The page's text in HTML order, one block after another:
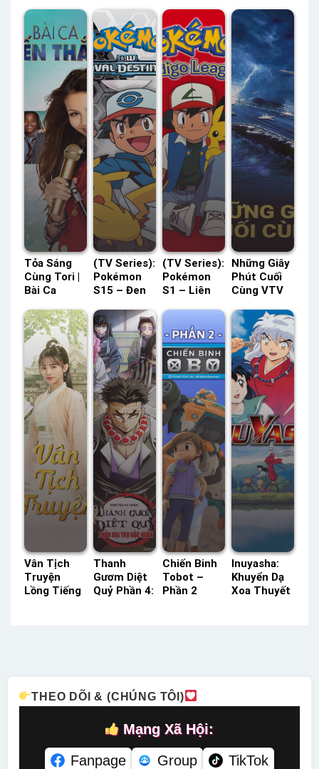
Tỏa Sáng
Cùng Tori |
Bài Ca
Thắng
YouTV Lồng
Tiếng –
Status: 20 /
20 Lồng
Tiếng
(TV Series):
Pokémon
S15 – Đen
Điểm Đến
Đối Thủ
HTV3 Lồng
Tiếng –
Status: 53 /
53 Lồng
Tiếng
(TV Series):
Pokémon
S1 – Liên
POPS Lồng
Tiếng –
Status: 52 /
52 Lồng
Tiếng
Những Giây
Phút Cuối
Cùng VTV
Minh –
Status: HD
Thuyết
Minh
Vân Tịch
Truyện
Lồng Tiếng
Thanh
Gươm Diệt
Quỷ Phần 4:
Chiến Binh
Tobot –
Phần 2
Inuyasha:
Khuyển Dạ
Xoa Thuyết
THEO DÕI & (CHÚNG TÔI)
Mạng Xã Hội:
Fanpage
Group TikTok